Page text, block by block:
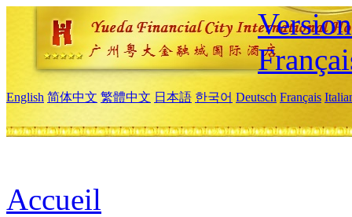
English 简体中文 繁體中文 日本語 한국어 Deutsch Français
Accueil